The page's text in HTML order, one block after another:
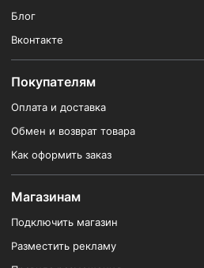
Блог
Вконтакте
Покупателям
Оплата и доставка
Обмен и возврат товара
Как оформить заказ
Магазинам
Подключить магазин
Разместить рекламу